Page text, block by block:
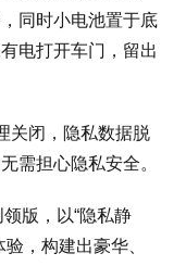
同时小电池置于底
电打开车门，留出
关闭，隐私数据脱
需担心隐私安全。
版，以“隐私静
，构建出豪华、